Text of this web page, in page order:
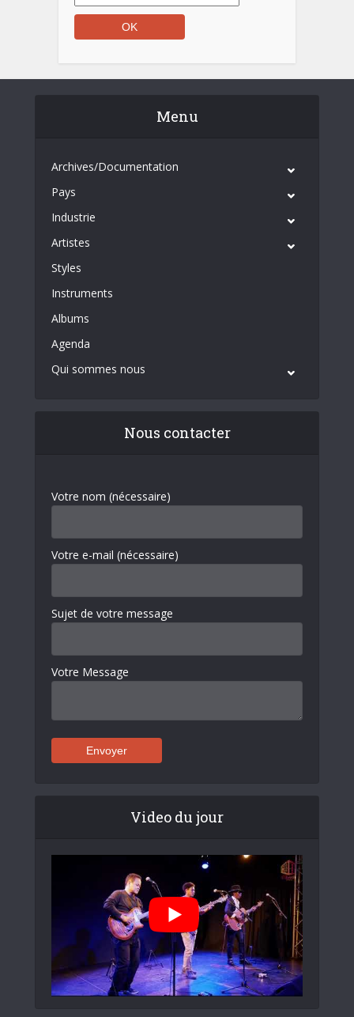
Menu
Archives/Documentation
Pays
Industrie
Artistes
Styles
Instruments
Albums
Agenda
Qui sommes nous
Nous contacter
Votre nom (nécessaire)
Votre e-mail (nécessaire)
Sujet de votre message
Votre Message
Video du jour